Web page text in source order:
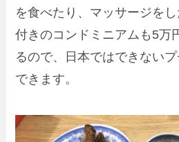
を食べたり、マッサージを
付きのコンドミニアムも5万
るので、日本ではできない
できます。